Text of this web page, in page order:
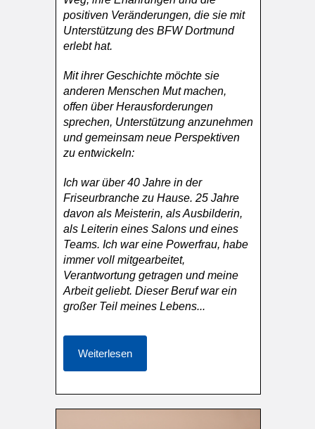
positiven Veränderungen, die sie mit
Unterstützung des BFW Dortmund
erlebt hat.
Mit ihrer Geschichte möchte sie
anderen Menschen Mut machen,
offen über Herausforderungen
sprechen, Unterstützung anzunehmen
und gemeinsam neue Perspektiven
zu entwickeln:
Ich war über 40 Jahre in der
Friseurbranche zu Hause. 25 Jahre
davon als Meisterin, als Ausbilderin,
als Leiterin eines Salons und eines
Teams. Ich war eine Powerfrau, habe
immer voll mitgearbeitet,
Verantwortung getragen und meine
Arbeit geliebt. Dieser Beruf war ein
großer Teil meines Lebens...
Weiterlesen